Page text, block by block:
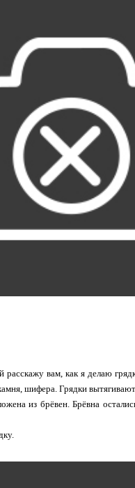
вам, как я делаю
шифера. Грядки
из брёвен. Брёвна